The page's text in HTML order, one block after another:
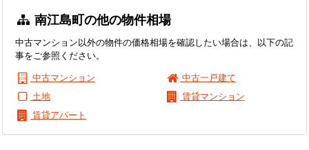
南江島町の他の物件相場
中古マンション以外の物件の価格相場を確認したい場合は、以下の記
事をご参照ください。
中古マンション
中古一戸建て
土地
賃貸マンション
賃貸アパート